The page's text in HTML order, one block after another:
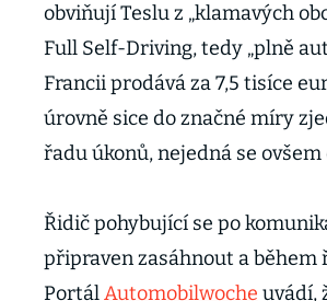
obviňují Teslu z „klamavých
Full Self-Driving, tedy „plně
Francii prodává za 7,5 tisíce
úrovně sice do značné míry
řadu úkonů, nejedná se
Řidič pohybující se po
připraven zasáhnout a
PortálAutomobilwoche uvádí,